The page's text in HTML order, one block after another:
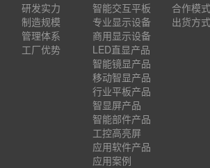
研发实力
制造规模
管理体系
工厂优势
智能交互平板
专业显示设备
商用显示设备
LED直显产品
智能镜显产品
移动智显产品
行业平板产品
智显屏产品
智能部件产品
工控高亮屏
应用软件产品
应用案例
合作模式
出货方式